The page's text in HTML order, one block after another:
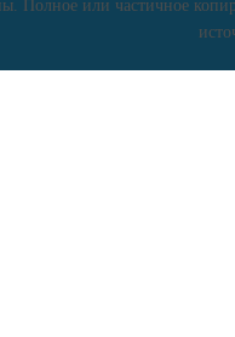
Полное или частичное